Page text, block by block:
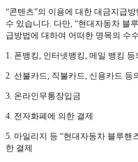
“콘텐츠”의 이용에 대한 대금지급
수 있습니다. 다만, “현대자동차 블
급방법에 대하여 어떠한 명목의 수
1. 폰뱅킹, 인터넷뱅킹, 메일 뱅킹
2. 선불카드, 직불카드, 신용카드 등
3. 온라인무통장입금
4. 전자화폐에 의한 결제
5. 마일리지 등 “현대자동차 블루핸
한 결제